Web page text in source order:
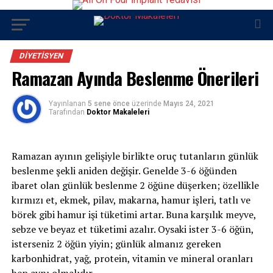
DIYETISYEN
Ramazan Ayında Beslenme Önerileri
Yayınlanan 5 sene önce üzerinde Mayıs 24, 2021
Tarafından Doktor Makaleleri
Ramazan ayının gelişiyle birlikte oruç tutanların günlük
beslenme şekli aniden değişir. Genelde 3-6 öğünden
ibaret olan günlük beslenme 2 öğüne düşerken; özellikle
kırmızı et, ekmek, pilav, makarna, hamur işleri, tatlı ve
börek gibi hamur işi tüketimi artar. Buna karşılık meyve,
sebze ve beyaz et tüketimi azalır. Oysaki ister 3-6 öğün,
isterseniz 2 öğün yiyin; günlük almanız gereken
karbonhidrat, yağ, protein, vitamin ve mineral oranları